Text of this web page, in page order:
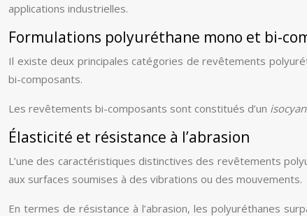
applications industrielles.
Formulations polyuréthane mono et bi-
Il existe deux principales catégories de revêtements
bi-composants.
Les revêtements bi-composants sont constitués d’un
Élasticité et résistance à l’abrasion
L’une des caractéristiques distinctives des revêtements
aux surfaces soumises à des vibrations ou des mouvements.
En termes de résistance à l’abrasion, les polyuréthanes